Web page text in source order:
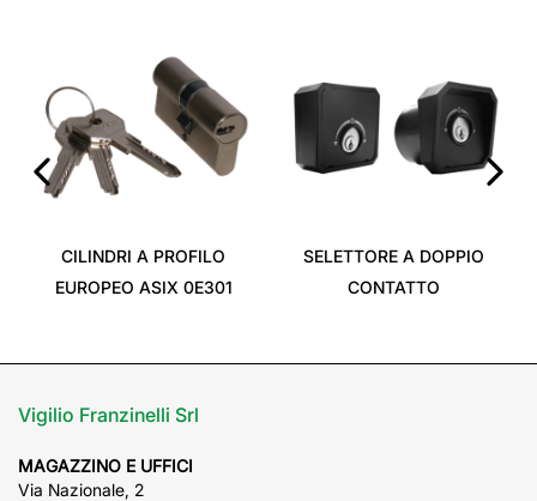
CILINDRI A PROFILO
EUROPEO ASIX 0E301
SELETTORE A DOPPIO
CONTATTO
Vigilio Franzinelli Srl
MAGAZZINO E UFFICI
Via Nazionale, 2